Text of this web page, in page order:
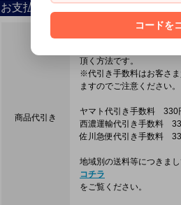
お支払い方法について
商品代引き
頂く方法です。
※代引き手数料はお客さま
ますのでご注意ください。
ヤマト代引き手数料 330
西濃運輸代引き手数料
佐川急便代引き手数料
地域別の送料等につきま
コチラ
をご覧ください。
コードを